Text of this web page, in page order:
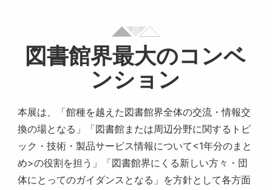
図書館界最大のコンベ
ンション
本展は、「館種を越えた図書館界全体の交流・情報交
換の場となる」「図書館または周辺分野に関するトピ
ック・技術・製品サービス情報について<1年分のまと
め>の役割を担う」「図書館界にくる新しい方々・団
体にとってのガイダンスとなる」を方針として各方面